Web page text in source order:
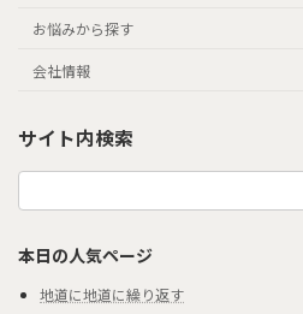
お悩みから探す
会社情報
サイト内検索
本日の人気ページ
地道に地道に繰り返す